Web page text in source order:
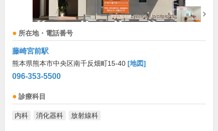
所在地・電話番号
藤崎宮前駅
熊本県熊本市中央区南千反畑町15-40 [地図]
096-353-5500
診療科目
内科 消化器科 放射線科